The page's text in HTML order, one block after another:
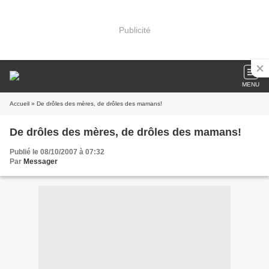
Publicité
MENU
Accueil » De drôles des mères, de drôles des mamans!
De drôles des mères, de drôles des mamans!
Publié le 08/10/2007 à 07:32
Par Messager